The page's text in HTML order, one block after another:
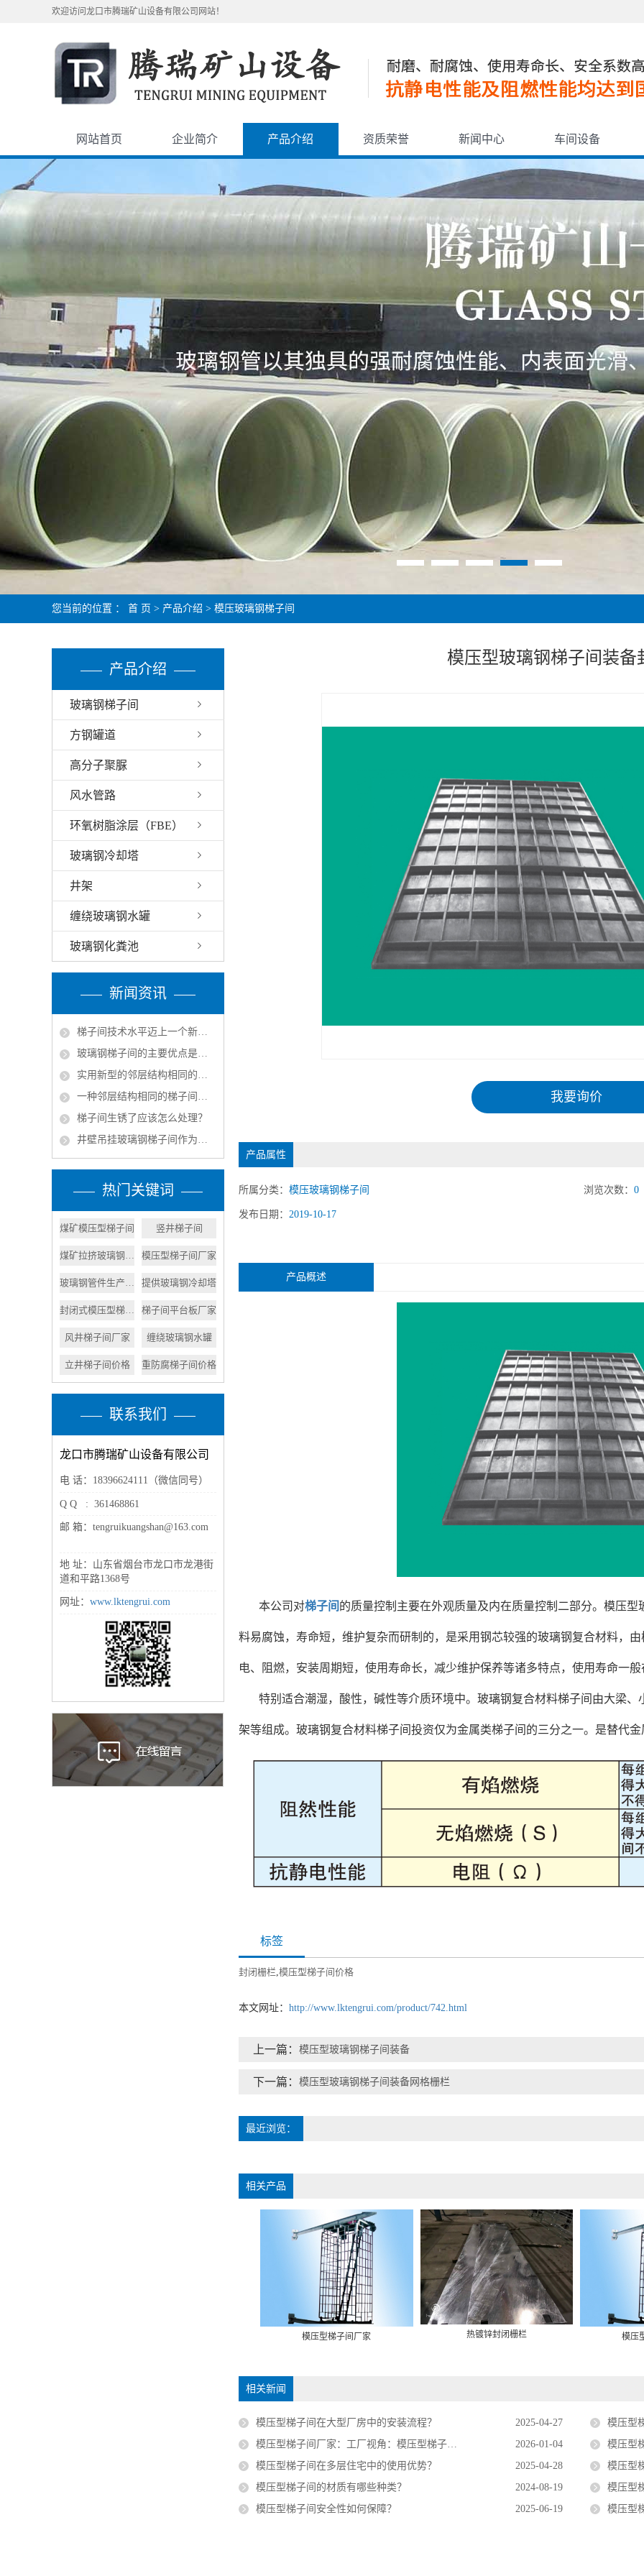
欢迎访问龙口市腾瑞矿山设备有限公司网站！
网站首页 企业简介 产品介绍 资质荣誉 新闻中心 车间设备
2 3 4 5
您当前的位置 ： 首 页 > 产品介绍 > 模压玻璃钢梯子间
产品介绍
玻璃钢梯子间
方钢罐道
高分子聚脲
风水管路
环氧树脂涂层（FBE）
玻璃钢冷却塔
井架
缠绕玻璃钢水罐
玻璃钢化粪池
新闻资讯
梯子间技术水平迈上一个新的台阶
玻璃钢梯子间的主要优点是什么？
实用新型的邻层结构相同的梯子间结构的实施方式
一种邻层结构相同的梯子间的产品特征
梯子间生锈了应该怎么处理？
井壁吊挂玻璃钢梯子间作为矿山立井中的安全通道组成部分
热门关键词
煤矿模压型梯子间 竖井梯子间
煤矿拉挤玻璃钢梯子 模压型梯子间厂家
玻璃钢管件生产厂家 提供玻璃钢冷却塔
封闭式模压型梯子间 梯子间平台板厂家
风井梯子间厂家 缠绕玻璃钢水罐
立井梯子间价格 重防腐梯子间价格
联系我们
龙口市腾瑞矿山设备有限公司
电 话：18396624111（微信同号）
Q Q : 361468861
邮 箱：tengruikuangshan@163.com
地 址：山东省烟台市龙口市龙港街
道和平路1368号
网址： www.lktengrui.com
模压型玻璃钢梯子间装备
我要询价
产品属性
所属分类：模压玻璃钢梯子间 浏览次数： 0
发布日期：2019-10-17
产品概述
本公司对梯子间 的质量控制主要在外观质量及内在质量控制二部分。模压
料易腐蚀，寿命短，维护复杂而研制的，是采用钢芯较强的玻璃钢复合材料，
电、阻燃，安装周期短，使用寿命长，减少维护保养等诸多特点，使用寿命一般
特别适合潮湿，酸性，碱性等介质环境中。玻璃钢复合材料梯子间由大梁、
架等组成。玻璃钢复合材料梯子间投资仅为金属类梯子间的三分之一。是替代
标签
封闭栅栏,模压型梯子间价格
本文网址： http://www.lktengrui.com/product/742.html
上一篇： 模压型玻璃钢梯子间装备
下一篇： 模压型玻璃钢梯子间装备网格栅栏
最近浏览：
相关产品
模压型梯子间厂家 热镀锌封闭栅栏 模压
相关新闻
模压型梯子间在大型厂房中的安装流程？ 2025-04-27
模压型
模压型梯子间厂家：工厂视角：模压型梯子间如何打造矿山装备爆款
2026-01-04
模压型
模压型梯子间在多层住宅中的使用优势？
2025-04-28
模压型
模压型梯子间的材质有哪些种类？
2024-08-19
模压型
模压型梯子间安全性如何保障？
2025-06-19 模压型